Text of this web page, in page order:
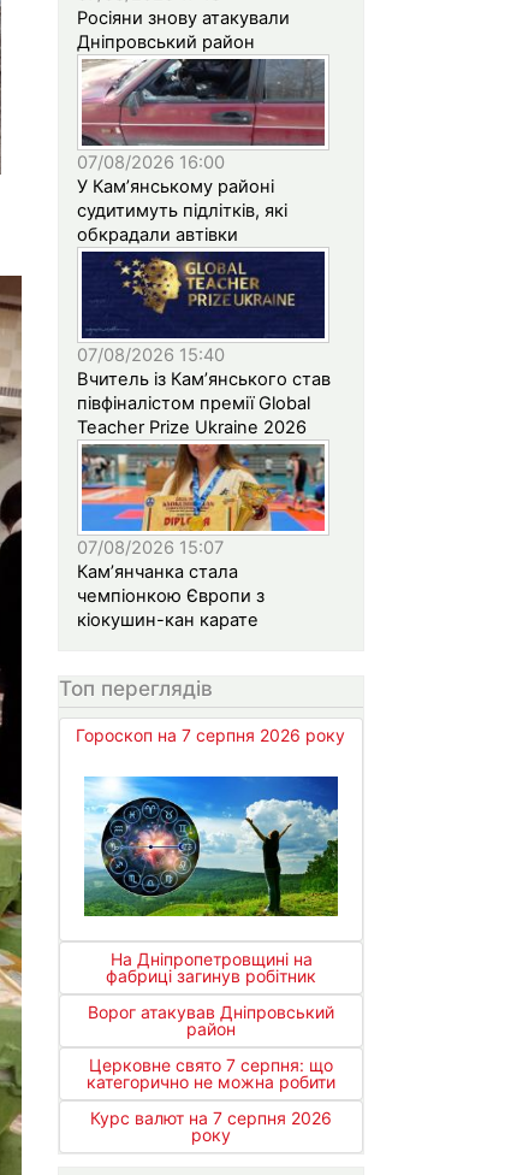
Росіяни знову атакували
Дніпровський район
07/08/2026 16:00
У Кам’янському районі
судитимуть підлітків, які
обкрадали автівки
07/08/2026 15:40
Вчитель із Кам’янського став
півфіналістом премії Global
Teacher Prize Ukraine 2026
07/08/2026 15:07
Кам’янчанка стала
чемпіонкою Європи з
кіокушин-кан карате
Топ переглядів
Гороскоп на 7 серпня 2026 року
На Дніпропетровщині на
фабриці загинув робітник
Ворог атакував Дніпровський
район
Церковне свято 7 серпня: що
категорично не можна робити
Курс валют на 7 серпня 2026
року